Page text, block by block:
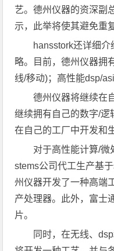
艺。德州仪器的资深副
示，此举将使其避免重
hansstork还详细
略。目前，德州仪器拥
线/移动)；高性能dsp/
德州仪器将继续在
继续拥有自己的数字/
在自己的工厂中开发和
对于高性能计算/微
stems公司代工生产基
州仪器开发了一种高端
产处理器。此外，富士
片。
同时，在无线、